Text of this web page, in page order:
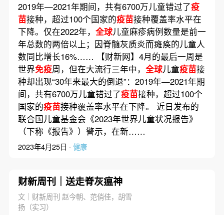
2019年—2021年期间，共有6700万儿童错过了疫
苗接种，超过100个国家的疫苗接种覆盖率水平在
下降。仅在2022年， 全球儿童麻疹病例数量是前一
年总数的两倍以上；因脊髓灰质炎而瘫痪的儿童人
数同比增长16%…… 【财新网】4月的最后一周是
世界免疫周，但在大流行三年中， 全球儿童疫苗接
种却出现“30年来最大的倒退”：2019年—2021年期
间，共有6700万儿童错过了疫苗接种，超过100个
国家的疫苗接种覆盖率水平在下降。 近日发布的
联合国儿童基金会《2023年世界儿童状况报告》
（下称《报告》）警示，在新……
2023年4月25日 · 健康
财新周刊｜送走脊灰瘟神
文｜财新周刊 赵今朝、范俏佳，胡雪
扬（实习）